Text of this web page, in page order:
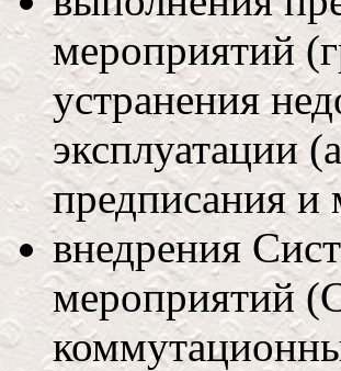
мероприятий
устранения
эксплуатации
предписания
внедрения
мероприятий